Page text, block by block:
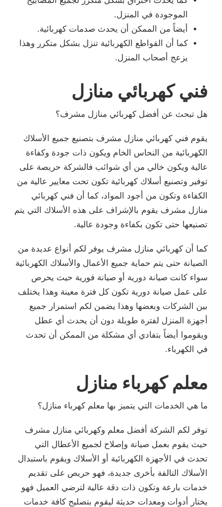
الموجودة في المنزل.
أيضاً من الممكن أن يحدث صدمات كهربائية.
كما أن القواطع الكهربائية تنزل بشكل متكرر وهذا
يزعج أصحاب المنزل.
فني كهربائي منازل
هل تبحث عن أفضل كهربائي منازل مشرف؟
يقوم فني كهربائي منازل مشرف بتصنيع جميع الأسلاك
الكهربائية من النحاس الخام ويكون ذات جودة وكفاءة
عالية ويكون خالي من أي شوائب فالشركة حريصة على
توفير وتصنيع أسلاك كهربائية تكون تحت معايير عالية من
الكفاءة وتكون من أجود المواد، كما أن فني كهربائي
منازل مشرف يقوم بالإشراف على هذه الأسلاك التي يتم
تصنيعها حتى تكون بكفاءة وجودة عالية.
كما أن كهربائي منازل مشرف يوفر لكم أنواع عديدة من
الصيانة حتى يتم حماية جميع الأعمال والأسلاك الكهربائية
سواء كانت صيانة دورية أو صيانة فورية حيث يحرص
على عمل صيانة دورية تكون كل فترة معينة وهذا يختلف
بين الشركات وبعضها وهذا يضمن لكم استمرار جميع
أجهزة المنزل لفترة طويلة دون أن يحدث أي عطل
ويقوموا أيضاً بتفادي أي مشكلة من الممكن أن تحدث
في الكهرباء.
معلم كهرباء منازل
ما هي الخدمات التي يتميز بها معلم كهرباء منازل؟
توفر لكم الشركة أفضل معلم وكهربائي منازل مشرف
حيث يقوم بعمل صيانة وإصلاح لجميع الأعطال التي
تحدث في الأجهزة الكهربائية أو الأسلاك ويقوم باستبدال
الأسلاك التالفة بأخرى جديدة، فهو حريص على تقديم
خدمات بارعة وتكون ذات دقة عالية لترضي العميل فهو
يختار أدوات ومعدات حديثة ليقوم بتصليح كافة خدمات